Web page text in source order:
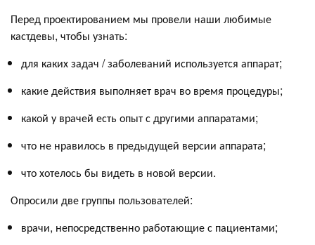
Перед проектированием мы провели наши любимые
кастдевы, чтобы узнать:
для каких задач / заболеваний используется аппарат;
какие действия выполняет врач во время процедуры;
какой у врачей есть опыт с другими аппаратами;
что не нравилось в предыдущей версии аппарата;
что хотелось бы видеть в новой версии.
Опросили две группы пользователей:
врачи, непосредственно работающие с пациентами;